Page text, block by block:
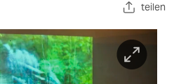
teilen